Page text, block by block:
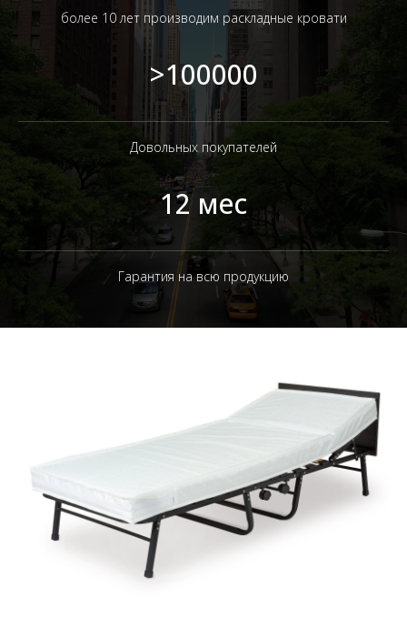
более 10 лет производим раскладные кровати
>100000
Довольных покупателей
12 мес
Гарантия на всю продукцию